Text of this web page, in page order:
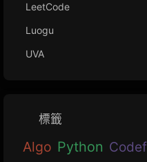
LeetCode
Luogu
UVA
標籤
Algo Python